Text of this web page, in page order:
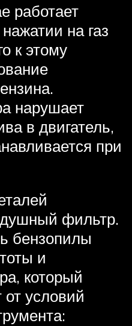
работает
на газ
к этому
нарушает
в двигатель,
при
фильтр.
бензопилы
и
который
условий